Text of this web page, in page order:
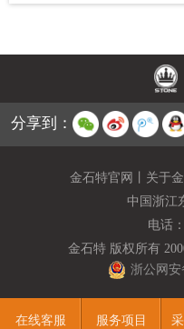
分享到：
金石特官网 关于
中国浙江
电话：
金石特 版权所有
浙公网安
在线客服 服务项目